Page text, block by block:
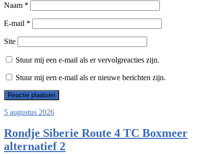
Naam *
E-mail *
Site
Stuur mij een e-mail als er vervolgreacties zijn.
Stuur mij een e-mail als er nieuwe berichten zijn.
5 augustus 2026
Rondje Siberie Route 4 TC Boxmeer
alternatief 2